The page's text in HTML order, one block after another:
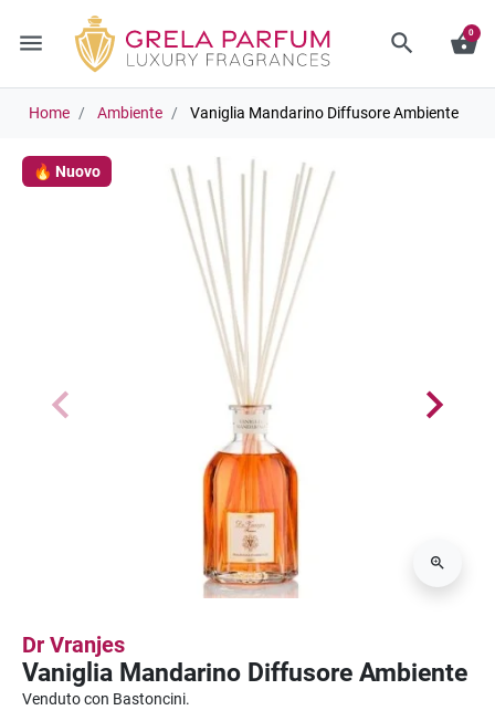
menu search shopping_basket
0
Home Ambiente Vaniglia Mandarino Diffusore Ambiente
🔥 Nuovo
Dr Vranjes
Vaniglia Mandarino Diffusore Ambiente
Venduto con Bastoncini.